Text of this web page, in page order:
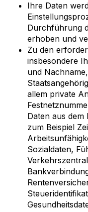
Ihre Daten
Durchführung
erhoben und
Zu den
insbesondere
und
allem private
Daten aus dem
zum Beispiel
Sozialdaten,